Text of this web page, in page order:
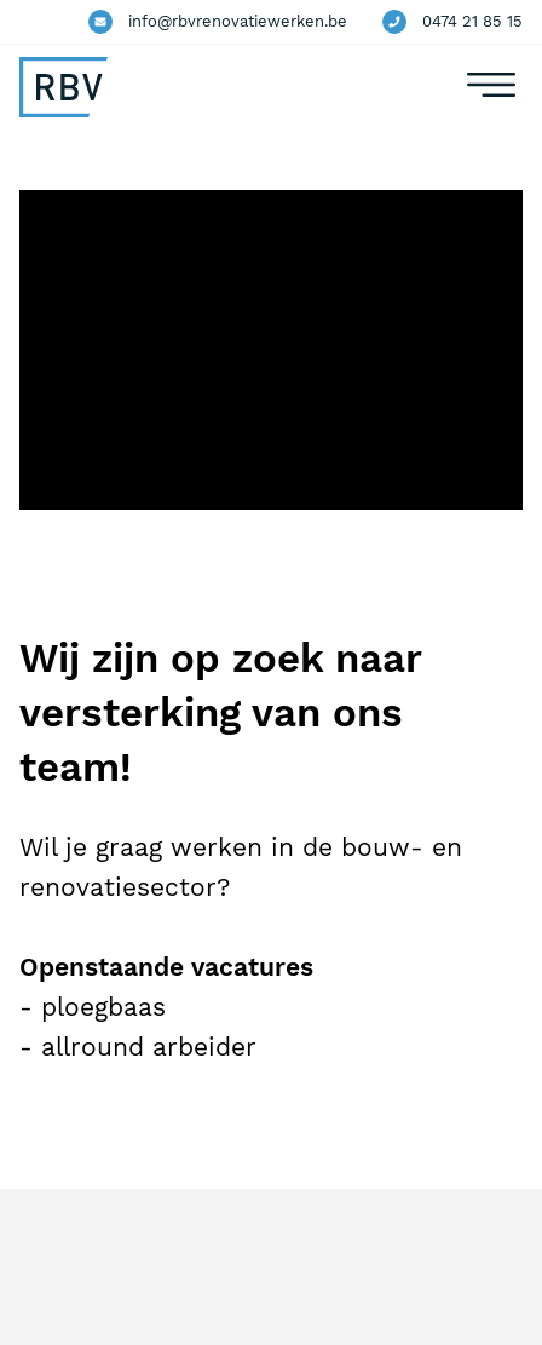
info@rbvrenovatiewerken.be 0474 21 85 15
Wij zijn op zoek naar
versterking van ons
team!
Wil je graag werken in de bouw- en
renovatiesector?
Openstaande vacatures
- ploegbaas
- allround arbeider